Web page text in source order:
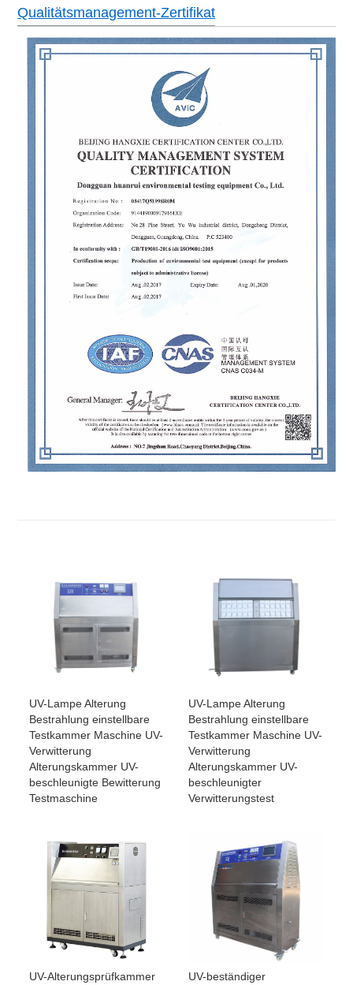
Qualitätsmanagement-Zertifikat
UV-Lampe Alterung
Bestrahlung einstellbare
Testkammer Maschine UV-
Verwitterung
Alterungskammer UV-
beschleunigte Bewitterung
Testmaschine
UV-Lampe Alterung
Bestrahlung einstellbare
Testkammer Maschine UV-
Verwitterung
Alterungskammer UV-
beschleunigter
Verwitterungstest
UV-Alterungsprüfkammer
UV-beständiger